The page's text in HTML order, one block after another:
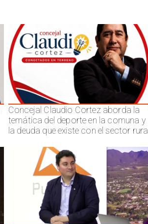
Concejal Claudio Cortez aborda la
temática del deporte en la comuna y
la deuda que existe con el sector rural